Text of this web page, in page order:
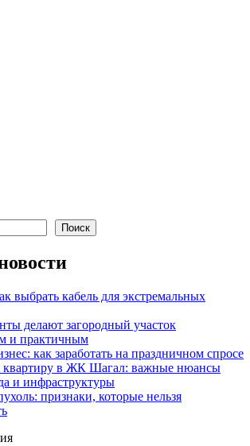
Поиск
выбрать кабель для экстремальных
делают загородный участок
и практичным
как заработать на праздничном спросе
квартиру в ЖК Шагал: важные нюансы
и инфраструктуры
признаки, которые нельзя